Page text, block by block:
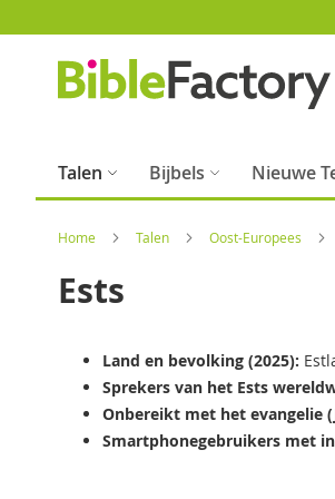
naar
de
inhoud
Talen Bijbels Nieuwe
Home Talen Oost-Europees
Ests
Land en bevolking (2025):
Sprekers van het Ests
Onbereikt met het evangelie
Smartphonegebruikers met